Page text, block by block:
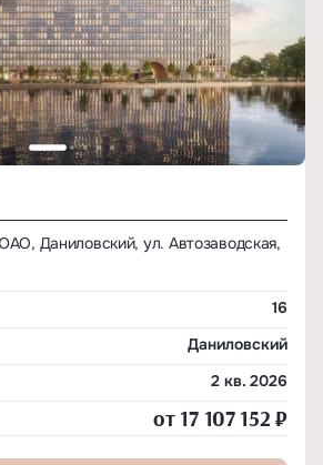
Даниловский, ул. Автозаводская,
16
Даниловский
2 кв. 2026
от 17 107 152 ₽